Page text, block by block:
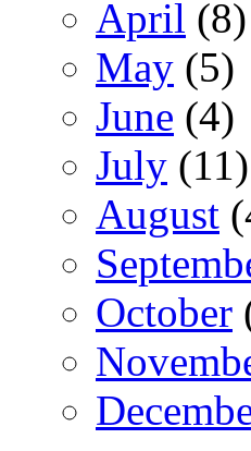
April (8)
May (5)
June (4)
July (11)
August
October